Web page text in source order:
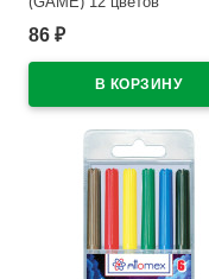
вентилируемый колпачок,
арт.5081619
86 ₽